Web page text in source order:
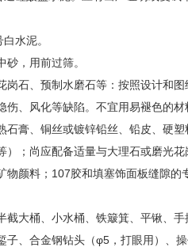
水泥。
，用前过筛。
石、预制水磨石等：按照设计和图
伤、风化等缺陷。不宜用易褪色的材
膏、铜丝或镀锌铅丝、铅皮、硬塑
）；尚应配备适量与大理石或磨光
物颜料；107胶和填塞饰面板缝隙的
大桶、小水桶、铁簸箕、平锹、手
子、合金钢钻头（φ5，打眼用）、